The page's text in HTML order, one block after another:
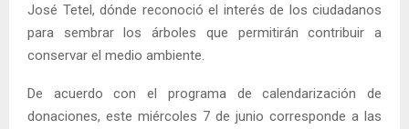
José Tetel, dónde reconoció el interés de los ciudadanos
para sembrar los árboles que permitirán contribuir a
conservar el medio ambiente.
De acuerdo con el programa de calendarización de
donaciones, este miércoles 7 de junio corresponde a las